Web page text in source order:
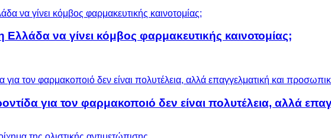
να γίνει κόμβος φαρμακευτικής καινοτομίας;
για τον φαρμακοποιό δεν είναι πολυτέλεια, αλλά